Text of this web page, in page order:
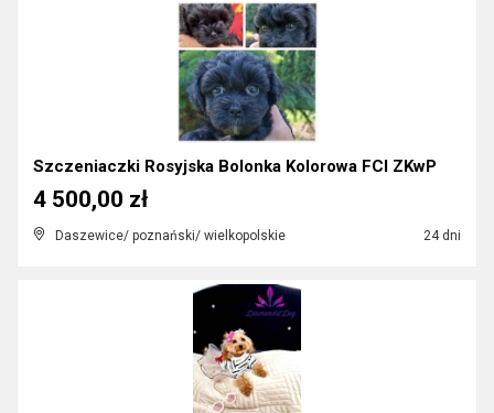
Szczeniaczki Rosyjska Bolonka Kolorowa FCI ZKwP
Daszewice/ poznański/ wielkopolskie 24 dni
4 500,00 zł